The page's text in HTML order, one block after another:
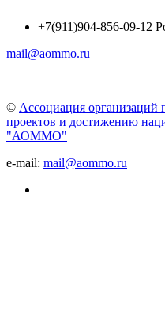
+7(911)904-856-09-12
mail@aommo.ru
© Ассоциация организаций
проектов и достижению
"АОММО"
e-mail: mail@aommo.ru